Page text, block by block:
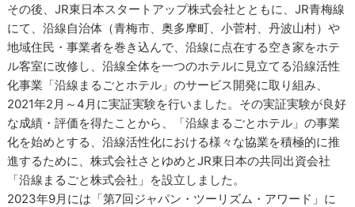
その後、JR東日本スタートアップ株式会社とともに、JR青梅線
にて、沿線自治体（青梅市、奥多摩町、小菅村、丹波山村）や
地域住民・事業者を巻き込んで、沿線に点在する空き家をホテ
ル客室に改修し、沿線全体を一つのホテルに見立てる沿線活性
化事業「沿線まるごとホテル」のサービス開発に取り組み、
2021年2月～4月に実証実験を行いました。その実証実験が良好
な成績・評価を得たことから、「沿線まるごとホテル」の事業
化を始めとする、沿線活性化における様々な協業を積極的に推
進するために、株式会社さとゆめとJR東日本の共同出資会社
「沿線まるごと株式会社」を設立しました。
2023年9月には「第7回ジャパン・ツーリズム・アワード」に